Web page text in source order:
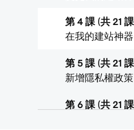
第 4 課 (共 21
在我的建站神
第 5 課 (共 21
新增隱私權政策
第 6 課 (共 21